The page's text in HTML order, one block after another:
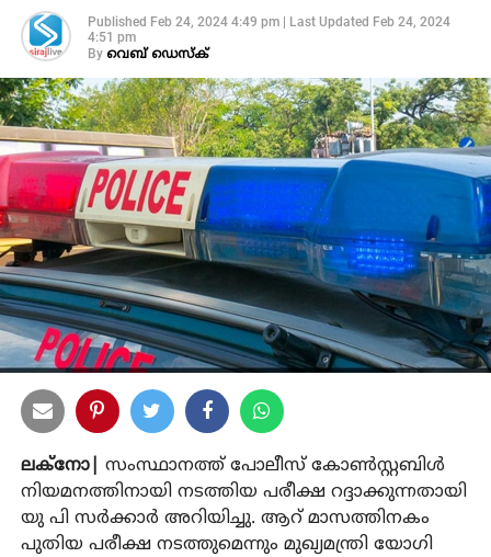
Published Feb 24, 2024 4:49 pm| Last Updated Feb 24, 2024
4:51 pm
By വെബ് ഡെസ്‌ക്
ലക്‌നോ|
സംസ്ഥാനത്ത് പോലീസ് കോണ്‍സ്റ്റബിള്‍
നിയമനത്തിനായി നടത്തിയ പരീക്ഷ റദ്ദാക്കുന്നതായി
യു പി സര്‍ക്കാര്‍ അറിയിച്ചു. ആറ് മാസത്തിനകം
പുതിയ പരീക്ഷ നടത്തുമെന്നും മുഖ്യമന്ത്രി യോഗി